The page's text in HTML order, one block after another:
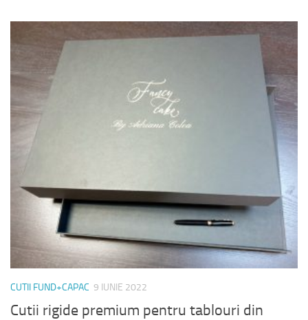
CUTII FUND+CAPAC 9 IUNIE 2022
Cutii rigide premium pentru tablouri din